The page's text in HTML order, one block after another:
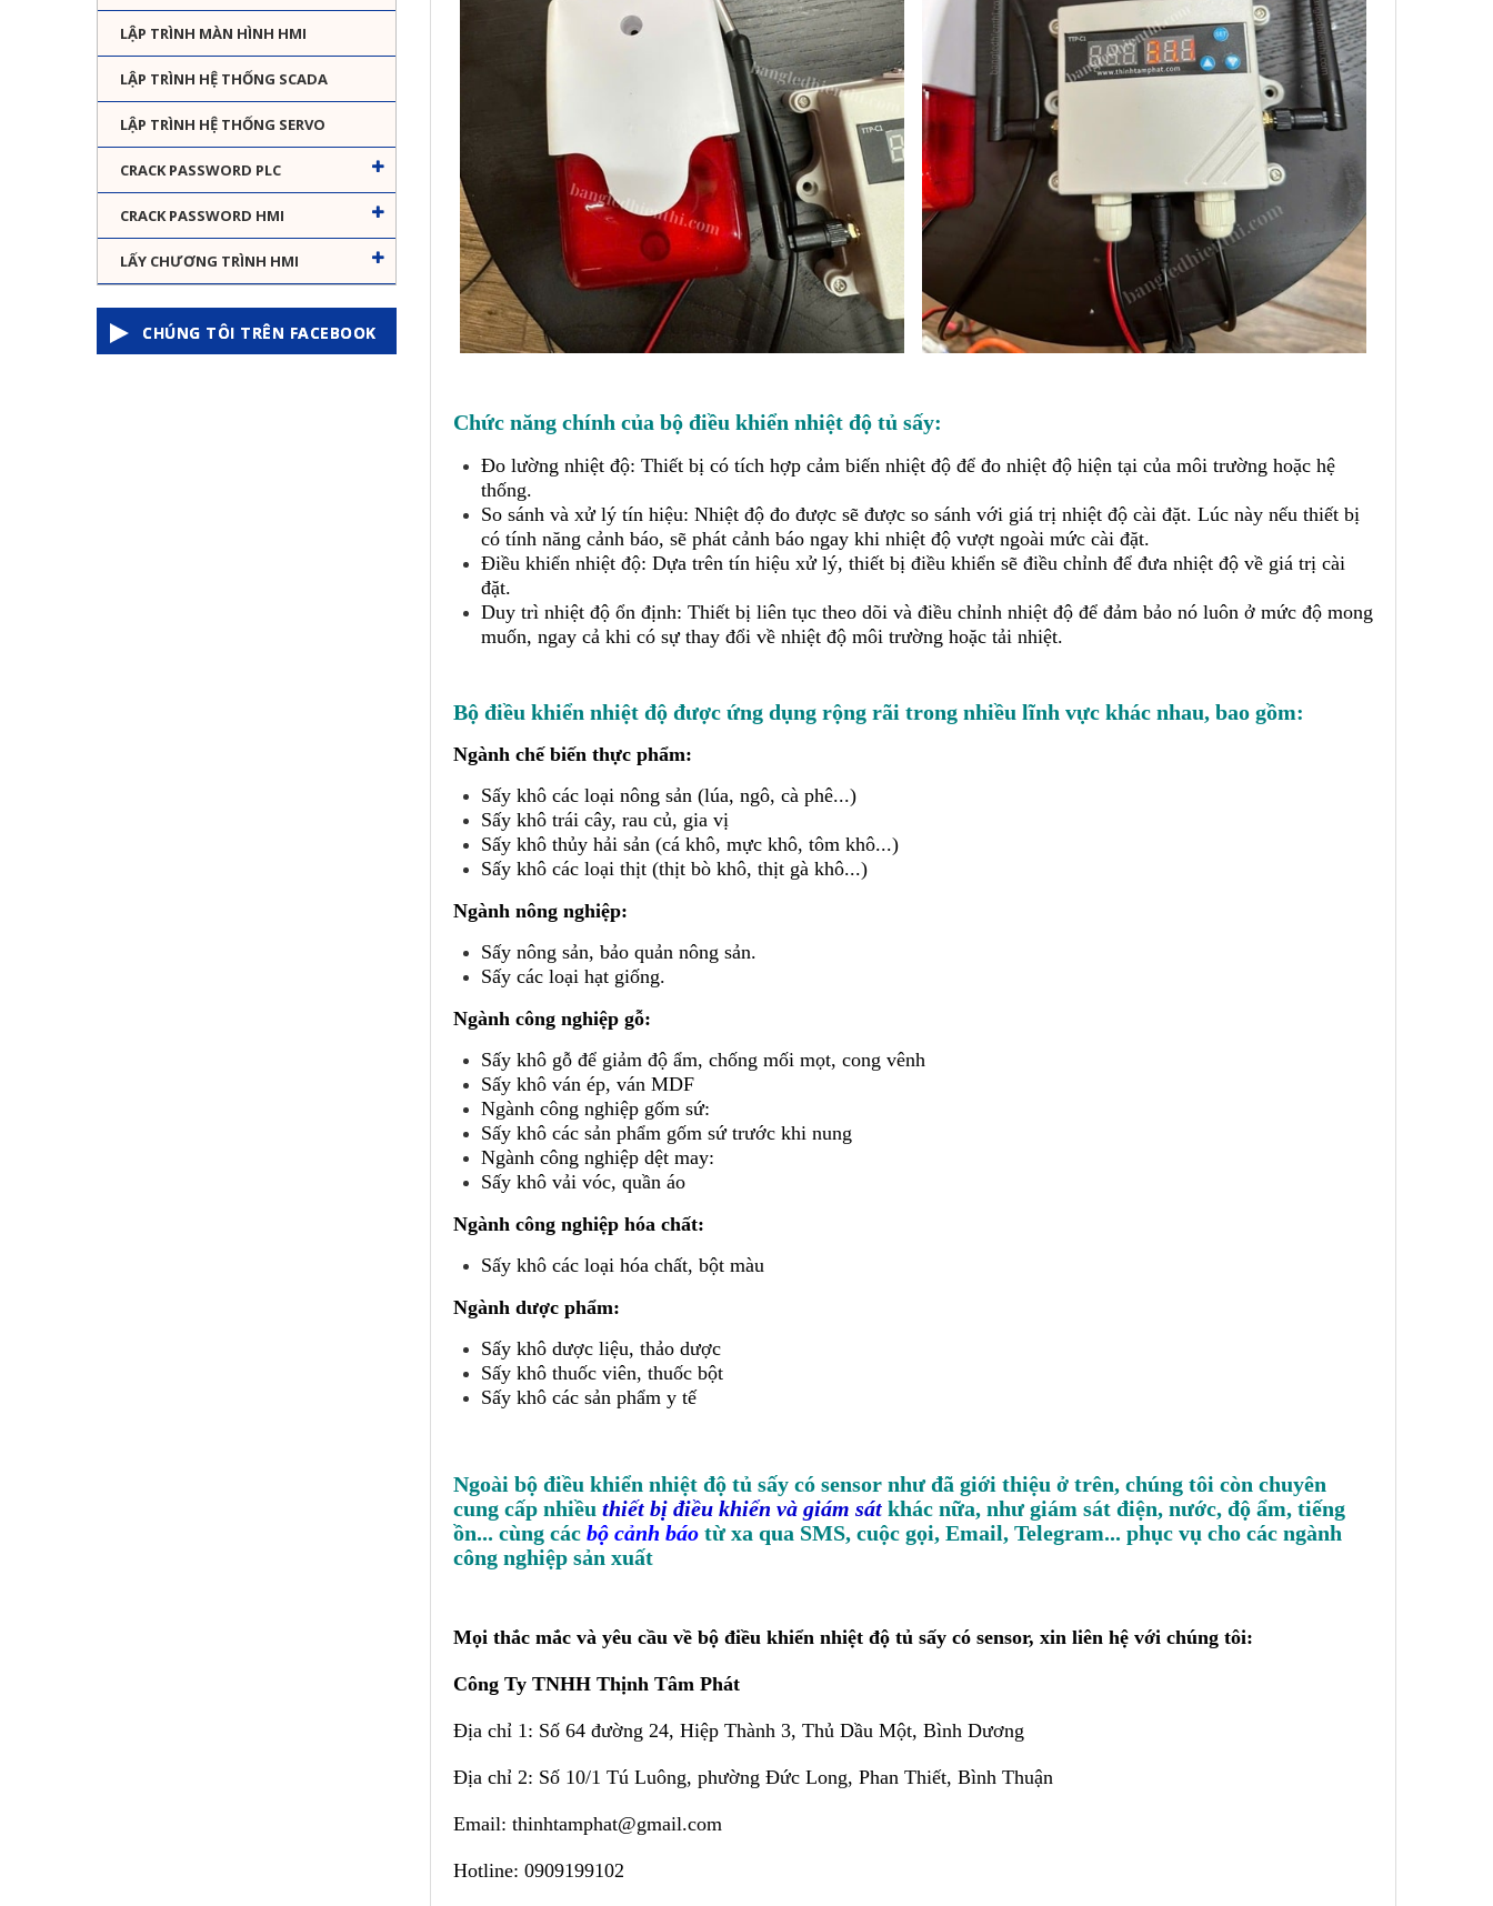
LẬP TRÌNH MÀN HÌNH HMI
LẬP TRÌNH HỆ THỐNG SCADA
LẬP TRÌNH HỆ THỐNG SERVO
CRACK PASSWORD PLC
CRACK PASSWORD HMI
LẤY CHƯƠNG TRÌNH HMI
CHÚNG TÔI TRÊN FACEBOOK
Chức năng chính của bộ điều khiển nhiệt độ tủ sấy:
Đo lường nhiệt độ: Thiết bị có tích hợp cảm biến nhiệt độ để đo nhiệt độ hiện tại của môi trường hoặc hệ
thống.
So sánh và xử lý tín hiệu: Nhiệt độ đo được sẽ được so sánh với giá trị nhiệt độ cài đặt. Lúc này nếu thiết bị
có tính năng cảnh báo, sẽ phát cảnh báo ngay khi nhiệt độ vượt ngoài mức cài đặt.
Điều khiển nhiệt độ: Dựa trên tín hiệu xử lý, thiết bị điều khiển sẽ điều chỉnh để đưa nhiệt độ về giá trị cài
đặt.
Duy trì nhiệt độ ổn định: Thiết bị liên tục theo dõi và điều chỉnh nhiệt độ để đảm bảo nó luôn ở mức độ mong
muốn, ngay cả khi có sự thay đổi về nhiệt độ môi trường hoặc tải nhiệt.
Bộ điều khiển nhiệt độ được ứng dụng rộng rãi trong nhiều lĩnh vực khác nhau, bao gồm:
Ngành chế biến thực phẩm:
Sấy khô các loại nông sản (lúa, ngô, cà phê...)
Sấy khô trái cây, rau củ, gia vị
Sấy khô thủy hải sản (cá khô, mực khô, tôm khô...)
Sấy khô các loại thịt (thịt bò khô, thịt gà khô...)
Ngành nông nghiệp:
Sấy nông sản, bảo quản nông sản.
Sấy các loại hạt giống.
Ngành công nghiệp gỗ:
Sấy khô gỗ để giảm độ ẩm, chống mối mọt, cong vênh
Sấy khô ván ép, ván MDF
Ngành công nghiệp gốm sứ:
Sấy khô các sản phẩm gốm sứ trước khi nung
Ngành công nghiệp dệt may:
Sấy khô vải vóc, quần áo
Ngành công nghiệp hóa chất:
Sấy khô các loại hóa chất, bột màu
Ngành dược phẩm:
Sấy khô dược liệu, thảo dược
Sấy khô thuốc viên, thuốc bột
Sấy khô các sản phẩm y tế
Ngoài bộ điều khiển nhiệt độ tủ sấy có sensor như đã giới thiệu ở trên, chúng tôi còn chuyên
cung cấp nhiều thiết bị điều khiển và giám sát khác nữa, như giám sát điện, nước, độ ẩm, tiếng
ồn... cùng các bộ cảnh báo từ xa qua SMS, cuộc gọi, Email, Telegram... phục vụ cho các ngành
công nghiệp sản xuất
Mọi thắc mắc và yêu cầu về bộ điều khiển nhiệt độ tủ sấy có sensor, xin liên hệ với chúng tôi:
Công Ty TNHH Thịnh Tâm Phát
Địa chỉ 1: Số 64 đường 24, Hiệp Thành 3, Thủ Dầu Một, Bình Dương
Địa chỉ 2: Số 10/1 Tú Luông, phường Đức Long, Phan Thiết, Bình Thuận
Email: thinhtamphat@gmail.com
Hotline: 0909199102